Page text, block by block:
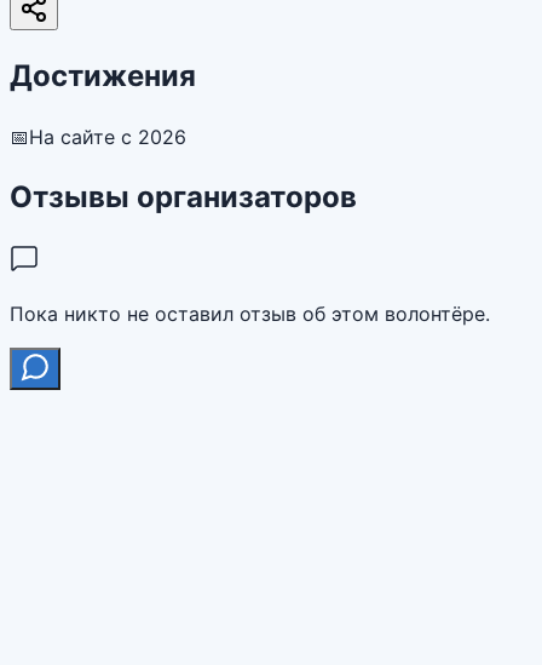
Достижения
📅На сайте с 2026
Отзывы организаторов
Пока никто не оставил отзыв об этом волонтёре.